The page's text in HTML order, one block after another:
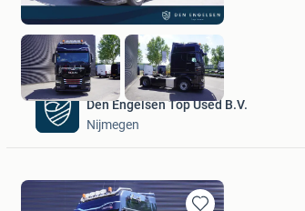
Den Engelsen Top Used B.V.
Nijmegen